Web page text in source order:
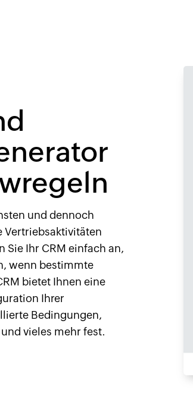
und dennoch
Vertriebsaktivitäten
Sie Ihr CRM einfach an,
wenn bestimmte
bietet Ihnen eine
Ihrer
Bedingungen,
vieles mehr fest.